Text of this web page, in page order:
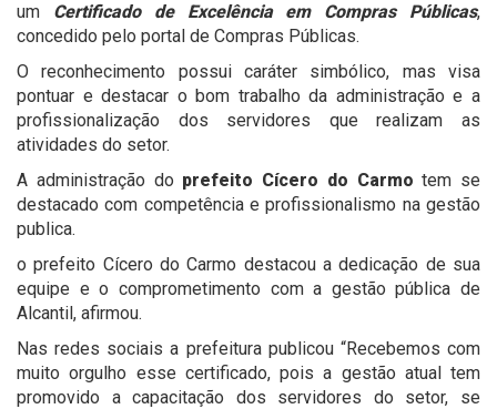
um Certificado de Excelência em Compras Públicas,
concedido pelo portal de Compras Públicas.
O reconhecimento possui caráter simbólico, mas visa
pontuar e destacar o bom trabalho da administração e a
profissionalização dos servidores que realizam as
atividades do setor.
A administração do prefeito Cícero do Carmo tem se
destacado com competência e profissionalismo na gestão
publica.
o prefeito Cícero do Carmo destacou a dedicação de sua
equipe e o comprometimento com a gestão pública de
Alcantil, afirmou.
Nas redes sociais a prefeitura publicou “Recebemos com
muito orgulho esse certificado, pois a gestão atual tem
promovido a capacitação dos servidores do setor, se